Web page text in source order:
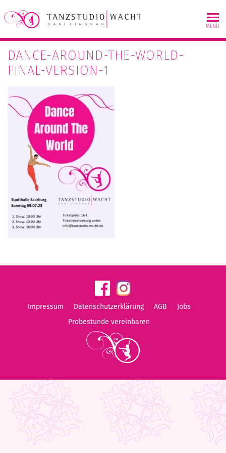
to
content
MENU
DANCE-AROUND-THE-WORLD-
FINAL-VERSION-1
Impressum Datenschutzerklärung AGB Jobs
Probestunde vereinbaren